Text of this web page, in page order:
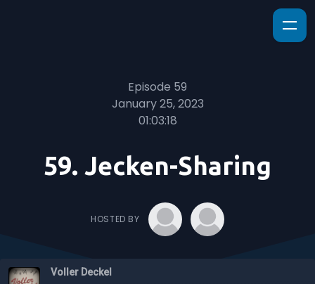
Episode 59
January 25, 2023
01:03:18
59. Jecken-Sharing
HOSTED BY
Voller Deckel